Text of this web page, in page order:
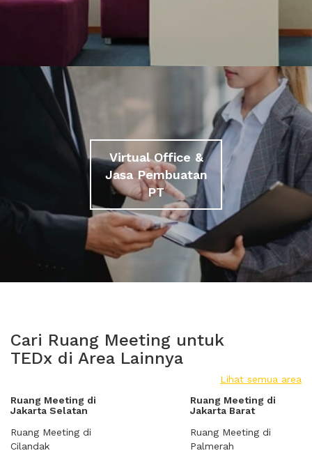
Virtual Office &
Jasa Pembuatan
PT
Cari Ruang Meeting untuk
TEDx di Area Lainnya
Lihat semua area
Ruang Meeting di
Jakarta Selatan
Ruang Meeting di
Cilandak
Ruang Meeting di
Jakarta Barat
Ruang Meeting di
Palmerah